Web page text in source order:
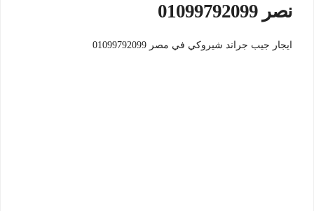
نصر 01099792099
ايجار جيب جراند شيروكي في مصر 01099792099